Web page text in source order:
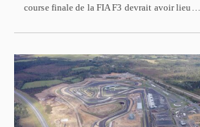
course finale de la FIA F3 devrait avoir lieu…